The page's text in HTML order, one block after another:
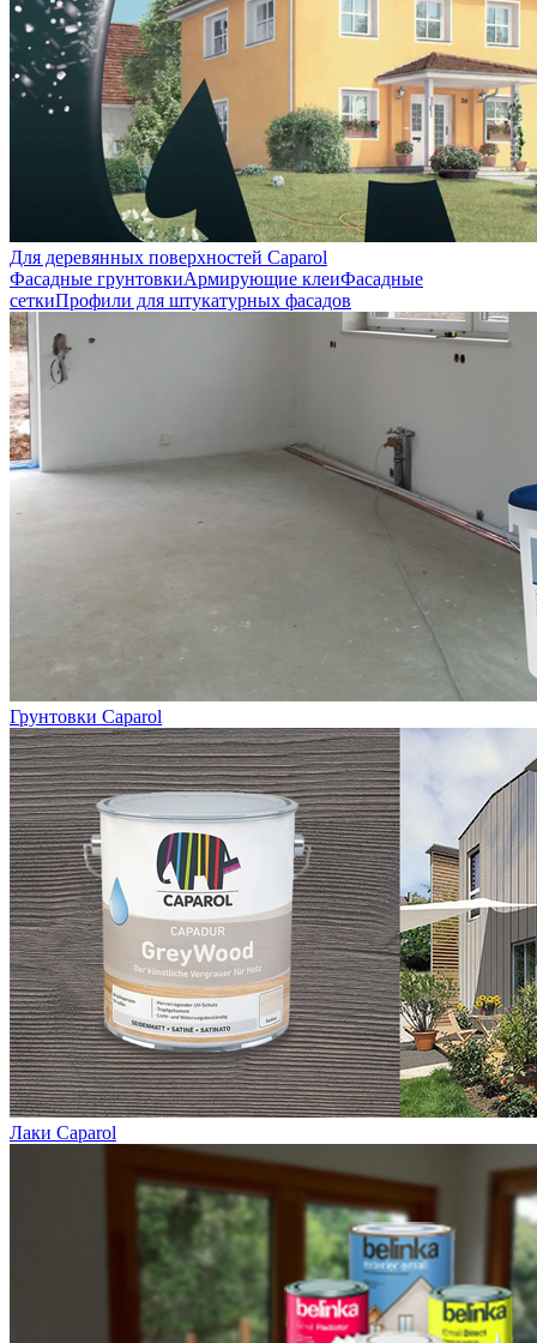
Для деревянных поверхностей Caparol
Фасадные грунтовкиАрмирующие клеиФасадные
сеткиПрофили для штукатурных фасадов
Грунтовки Caparol
Лаки Caparol